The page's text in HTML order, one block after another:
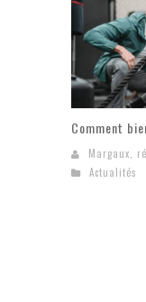
Comment
Margaux,
Actualités